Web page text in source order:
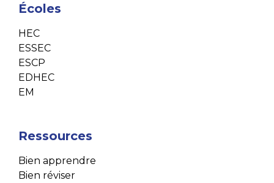
Écoles
HEC
ESSEC
ESCP
EDHEC
EM
Ressources
Bien apprendre
Bien réviser